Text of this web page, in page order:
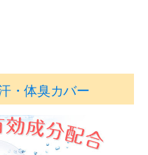
・体臭カバー